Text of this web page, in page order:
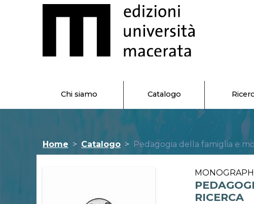
Chi siamo Catalogo
Home Catalogo Pedagogia della famiglia e
MONOGRAPH
RICERCA